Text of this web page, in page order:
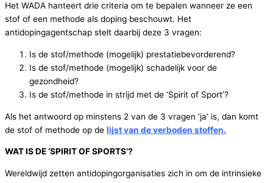
Het WADA hanteert drie criteria om te bepalen wanneer ze een
stof of een methode als doping beschouwt. Het
antidopingagentschap stelt daarbij deze 3 vragen:
Is de stof/methode (mogelijk) prestatiebevorderend?
Is de stof/methode (mogelijk) schadelijk voor de
gezondheid?
Is de stof/methode in strijd met de ‘Spirit of Sport’?
Als het antwoord op minstens 2 van de 3 vragen ‘ja’ is, dan komt
de stof of methode op de lijst van de verboden stoffen.
WAT IS DE ‘SPIRIT OF SPORTS’?
Wereldwijd zetten antidopingorganisaties zich in om de intrinsieke